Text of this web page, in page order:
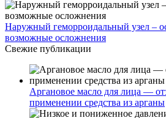
Наружный геморроидальный узел –
возможные осложнения
Свежие публикации
Аргановое масло для лица —
применении средства из арганы